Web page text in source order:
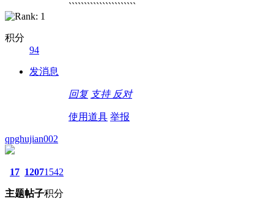
积分
94
发消息
``````````````````````
回复 支持 反对
使用道具 举报
qpghujian002
17
主题
1207
帖子
1542
积分